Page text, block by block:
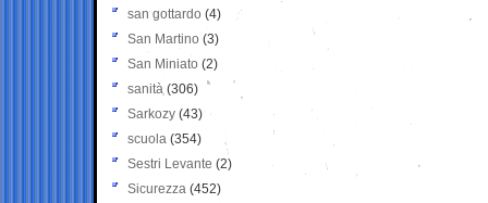
san gottardo (4)
San Martino (3)
San Miniato (2)
sanità (306)
Sarkozy (43)
scuola (354)
Sestri Levante (2)
Sicurezza (452)